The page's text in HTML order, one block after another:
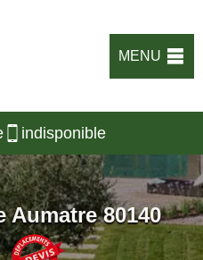
MENU
indisponible
80140